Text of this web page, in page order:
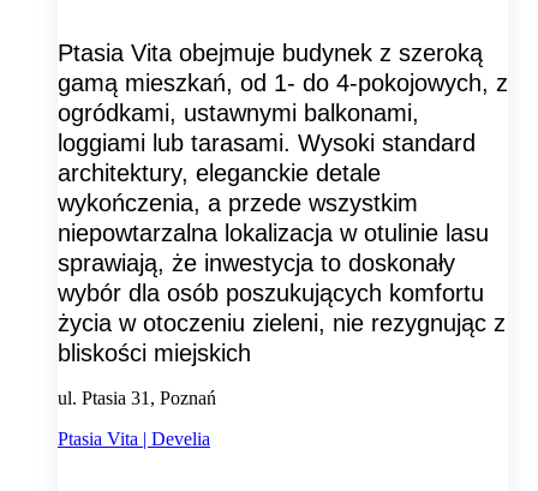
Ptasia Vita obejmuje budynek z szeroką
gamą mieszkań, od 1- do 4-pokojowych, z
ogródkami, ustawnymi balkonami,
loggiami lub tarasami. Wysoki standard
architektury, eleganckie detale
wykończenia, a przede wszystkim
niepowtarzalna lokalizacja w otulinie lasu
sprawiają, że inwestycja to doskonały
wybór dla osób poszukujących komfortu
życia w otoczeniu zieleni, nie rezygnując z
bliskości miejskich
ul. Ptasia 31, Poznań
Ptasia Vita | Develia